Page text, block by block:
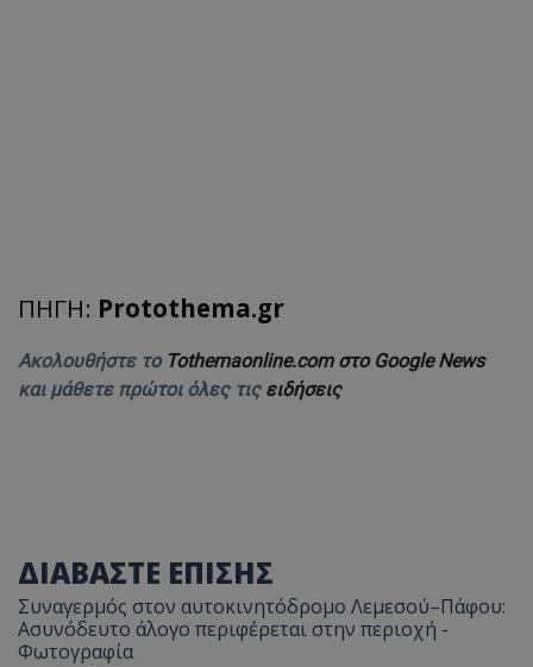
ΠΗΓΗ: Protothema.gr
Ακολουθήστε το Tothemaonline.com στο Google News
και μάθετε πρώτοι όλες τις ειδήσεις
ΔΙΑΒΑΣΤΕ ΕΠΙΣΗΣ
Συναγερμός στον αυτοκινητόδρομο Λεμεσού–Πάφου:
Ασυνόδευτο άλογο περιφέρεται στην περιοχή -
Φωτογραφία